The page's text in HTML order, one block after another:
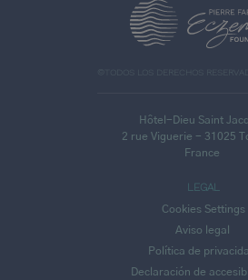
©TODOS LOS DERECHOS
Hôtel-Dieu Saint
2 rue Viguerie - 31025
France
LEGAL
Cookies Settings
Aviso legal
Política de
Declaración de